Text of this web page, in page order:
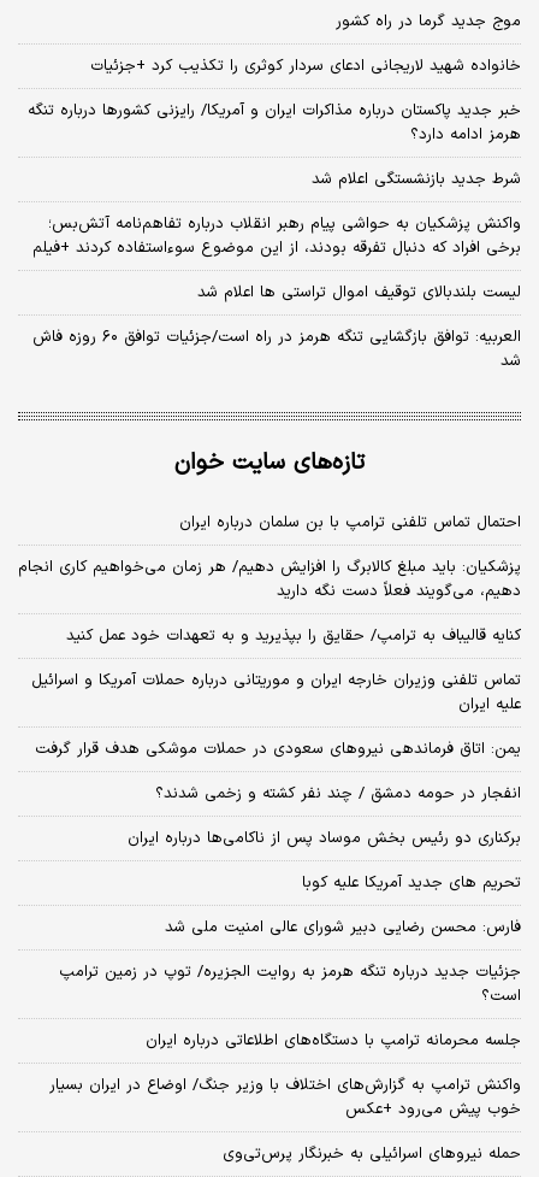
موج جدید گرما در راه کشور
خانواده شهید لاریجانی ادعای سردار کوثری را تکذیب کرد +جزئیات
خبر جدید پاکستان درباره مذاکرات ایران و آمریکا/ رایزنی کشورها درباره تنگه
هرمز ادامه دارد؟
شرط جدید بازنشستگی اعلام شد
واکنش پزشکیان به حواشی پیام رهبر انقلاب درباره تفاهم‌نامه آتش‌بس؛
برخی افراد که دنبال تفرقه بودند، از این موضوع سوءاستفاده کردند +فیلم
لیست بلندبالای توقیف اموال تراستی ها اعلام شد
العربیه: توافق بازگشایی تنگه هرمز در راه است/جزئیات توافق ۶۰ روزه فاش
شد
تازه‌های سایت خوان
احتمال تماس تلفنی ترامپ با بن سلمان درباره ایران
پزشکیان: باید مبلغ کالابرگ را افزایش دهیم/ هر زمان می‌خواهیم کاری انجام
دهیم، می‌گویند فعلاً دست نگه دارید
کنایه قالیباف به ترامپ/ حقایق را بپذیرید و به تعهدات خود عمل کنید
تماس تلفنی وزیران خارجه ایران و موریتانی درباره حملات آمریکا و اسرائیل
علیه ایران
یمن: اتاق فرماندهی نیروهای سعودی در حملات موشکی هدف قرار گرفت
انفجار در حومه دمشق / چند نفر کشته و زخمی شدند؟
برکناری دو رئیس بخش موساد پس از ناکامی‌ها درباره ایران
تحریم های جدید آمریکا علیه کوبا
فارس: محسن رضایی دبیر شورای عالی امنیت ملی شد
جزئیات جدید درباره تنگه هرمز به روایت الجزیره/ توپ در زمین ترامپ
است؟
جلسه محرمانه ترامپ با دستگاه‌های اطلاعاتی درباره ایران
واکنش ترامپ به گزارش‌های اختلاف با وزیر جنگ/ اوضاع در ایران بسیار
خوب پیش می‌رود +عکس
حمله نیروهای اسرائیلی به خبرنگار پرس‌تی‌وی